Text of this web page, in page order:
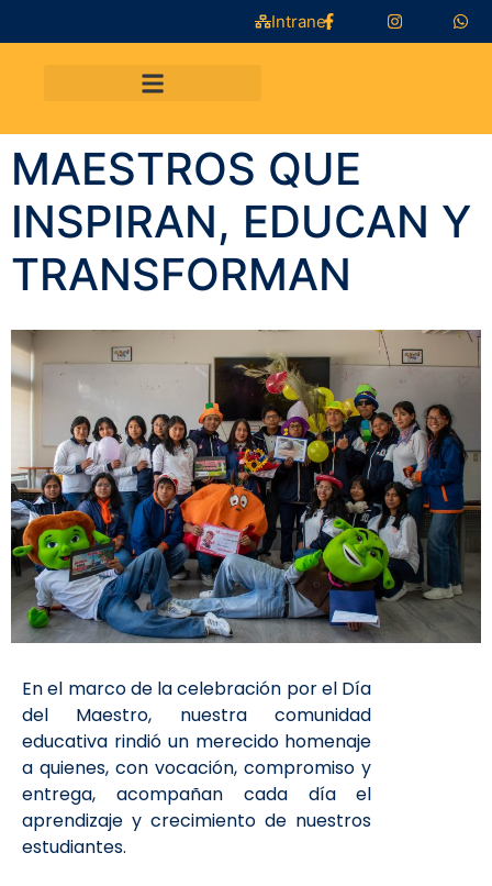
Intranet
MAESTROS QUE
INSPIRAN, EDUCAN Y
TRANSFORMAN
En el marco de la celebración por el Día
del Maestro, nuestra comunidad
educativa rindió un merecido homenaje
a quienes, con vocación, compromiso y
entrega, acompañan cada día el
aprendizaje y crecimiento de nuestros
estudiantes.